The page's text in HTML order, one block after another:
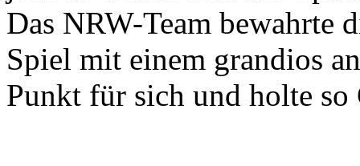
Das NRW-Team bewahrte
Spiel mit einem grandios
Punkt für sich und holte